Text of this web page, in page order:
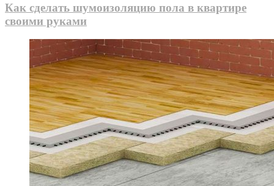
Как сделать шумоизоляцию пола в квартире
своими руками